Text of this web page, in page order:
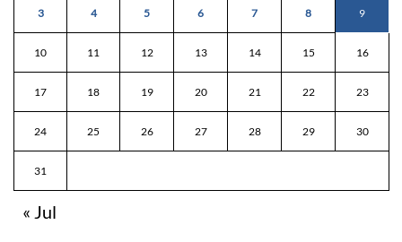
3 4 5 6 7 8 9
10 11 12 13 14 15 16
17 18 19 20 21 22 23
24 25 26 27 28 29 30
31
« Jul